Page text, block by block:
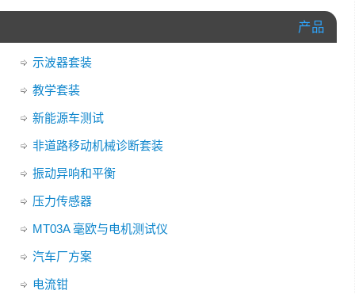
产品
示波器套装
教学套装
新能源车测试
非道路移动机械诊断套装
振动异响和平衡
压力传感器
MT03A 毫欧与电机测试仪
汽车厂方案
电流钳